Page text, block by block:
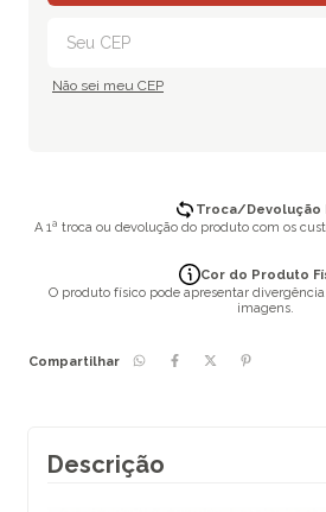
Não sei meu CEP
Troca/Devolução
A 1ª troca ou devolução do produto com os
Cor do Produto
O produto físico pode apresentar
imagens.
Compartilhar
Descrição